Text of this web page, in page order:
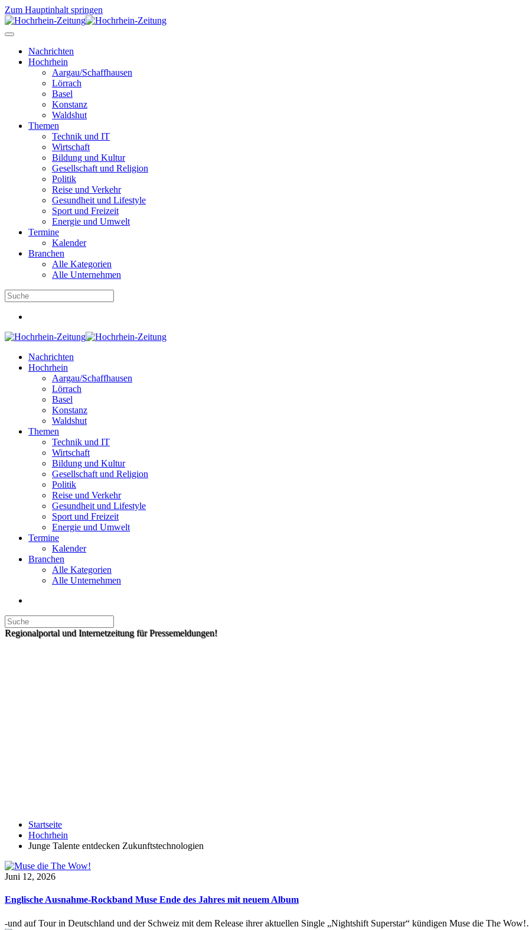
Zum Hauptinhalt springen
Nachrichten
Hochrhein
Aargau/Schaffhausen
Lörrach
Basel
Konstanz
Waldshut
Themen
Technik und IT
Wirtschaft
Bildung und Kultur
Gesellschaft und Religion
Politik
Reise und Verkehr
Gesundheit und Lifestyle
Sport und Freizeit
Energie und Umwelt
Termine
Kalender
Branchen
Alle Kategorien
Alle Unternehmen
Nachrichten
Hochrhein
Aargau/Schaffhausen
Lörrach
Basel
Konstanz
Waldshut
Themen
Technik und IT
Wirtschaft
Bildung und Kultur
Gesellschaft und Religion
Politik
Reise und Verkehr
Gesundheit und Lifestyle
Sport und Freizeit
Energie und Umwelt
Termine
Kalender
Branchen
Alle Kategorien
Alle Unternehmen
Regionalportal und Internetzeitung für Pressemeldungen!
Startseite
Hochrhein
Junge Talente entdecken Zukunftstechnologien
Juni 12, 2026
Englische Ausnahme-Rockband Muse Ende des Jahres mit neuem Album
-und auf Tour in Deutschland und der Schweiz mit dem Release ihrer aktuellen Single „Nightshift Superstar“ kündigen Muse die The